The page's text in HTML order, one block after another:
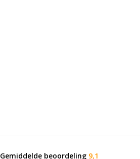
Gemiddelde beoordeling 9,1